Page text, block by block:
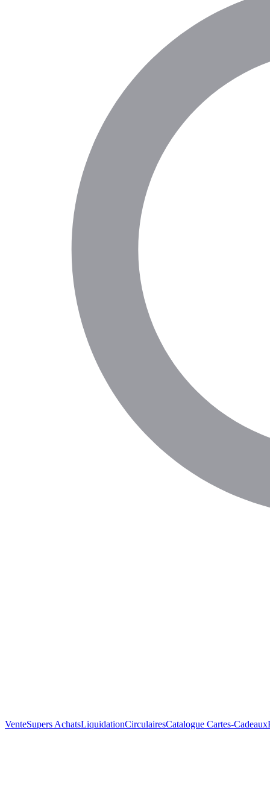
VenteSupers AchatsLiquidationCirculairesCatalogue Cartes-Cadeaux